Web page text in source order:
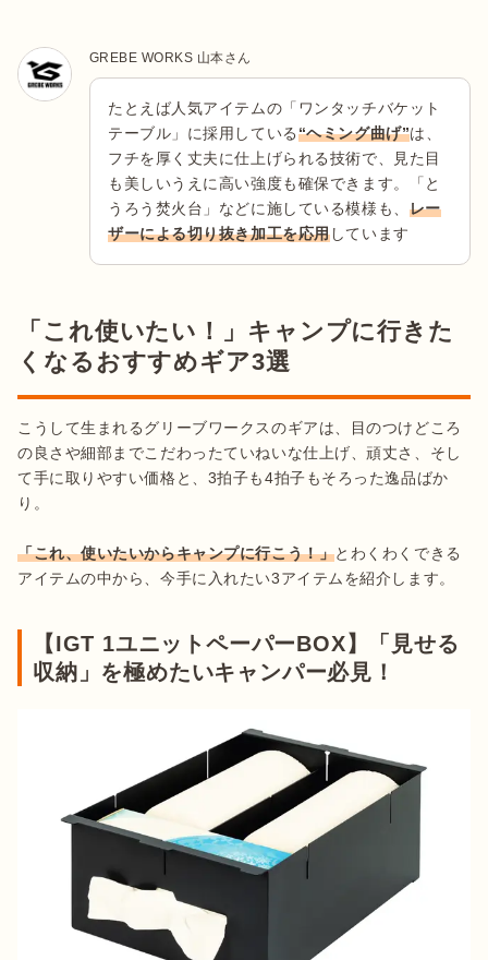
GREBE WORKS 山本さん
たとえば人気アイテムの「ワンタッチバケット
テーブル」に採用している“ヘミング曲げ”は、
フチを厚く丈夫に仕上げられる技術で、見た目
も美しいうえに高い強度も確保できます。「と
うろう焚火台」などに施している模様も、 レー
ザーによる切り抜き加工を応用しています
「これ使いたい！」キャンプに行きた
くなるおすすめギア3選
こうして生まれるグリーブワークスのギアは、目のつけどころ
の良さや細部までこだわったていねいな仕上げ、頑丈さ、そし
て手に取りやすい価格と、3拍子も4拍子もそろった逸品ばか
り。
「これ、使いたいからキャンプに行こう！」とわくわくできる
アイテムの中から、今手に入れたい3アイテムを紹介します。
【IGT 1ユニットペーパーBOX】「見せる
収納」を極めたいキャンパー必見！